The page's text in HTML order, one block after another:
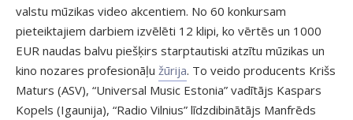
valstu mūzikas video akcentiem. No 60 konkursam
pieteiktajiem darbiem izvēlēti 12 klipi, ko vērtēs un 1000
EUR naudas balvu piešķirs starptautiski atzītu mūzikas un
kino nozares profesionāļu žūrija. To veido producents Krišs
Maturs (ASV), “Universal Music Estonia” vadītājs Kaspars
Kopels (Igaunija), “Radio Vilnius” līdzdibinātājs Manfrēds